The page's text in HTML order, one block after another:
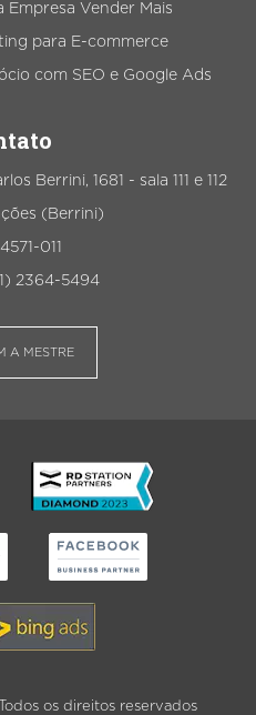
Empresa Vender Mais
para E-commerce
com SEO e Google Ads
Berrini, 1681 - sala 111 e 112
(Berrini)
011
2364-5494
A MESTRE
os direitos reservados